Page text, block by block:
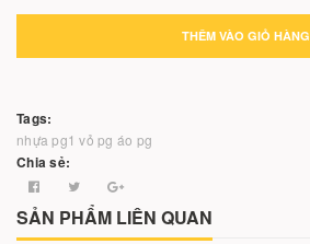
THÊM VÀO GIỎ HÀNG
Tags:
nhựa pg1 vỏ pg áo pg
Chia sẻ:
SẢN PHẨM LIÊN QUAN